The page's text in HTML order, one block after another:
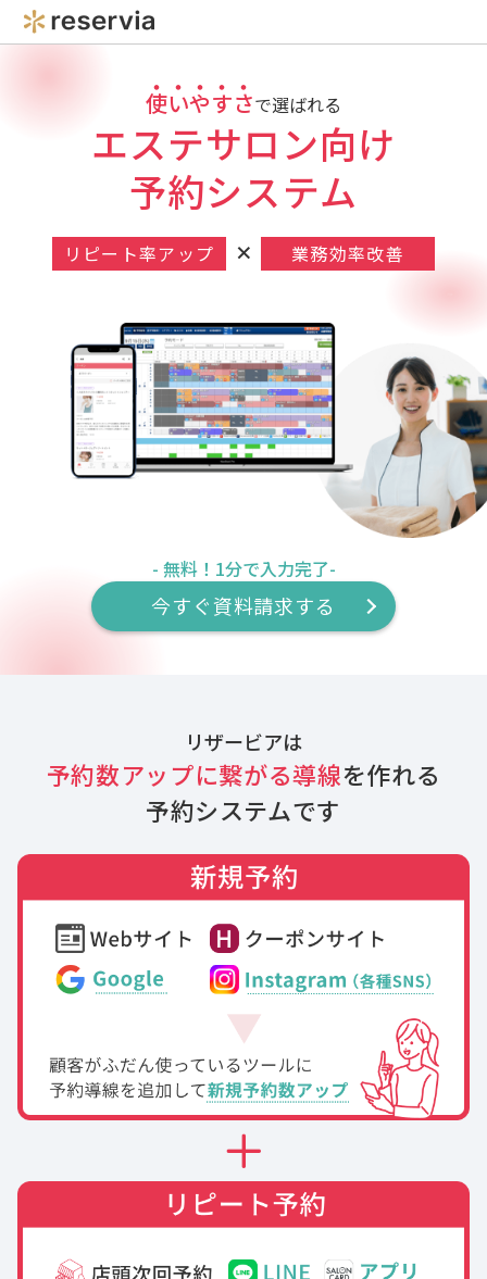
使いやすさで選ばれる
エステサロン向け
予約システム
リピート率アップ × 業務効率改善
- 無料！1分で入力完了-
今すぐ資料請求する
リザービアは
予約数アップに繋がる導線を作れる
予約システムです